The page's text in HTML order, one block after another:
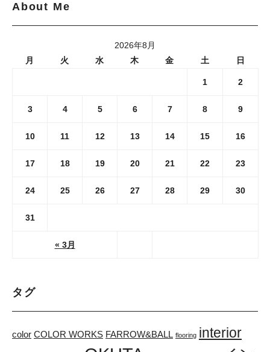
About Me
2026年8月
月
火 水 木 金 土 日
« 3月
1 2
3 4 5 6 7 8 9
10 11 12 13 14 15 16
17 18 19 20 21 22 23
24 25 26 27 28 29 30
31
タグ
color COLOR WORKS FARROW&BALL flooring interior